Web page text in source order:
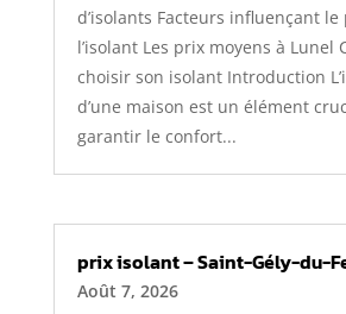
d’isolants Facteurs influençant le
l’isolant Les prix moyens à Lunel
choisir son isolant Introduction
d’une maison est un élément
garantir le confort...
prix isolant – Saint-Gély-du-
Août 7, 2026